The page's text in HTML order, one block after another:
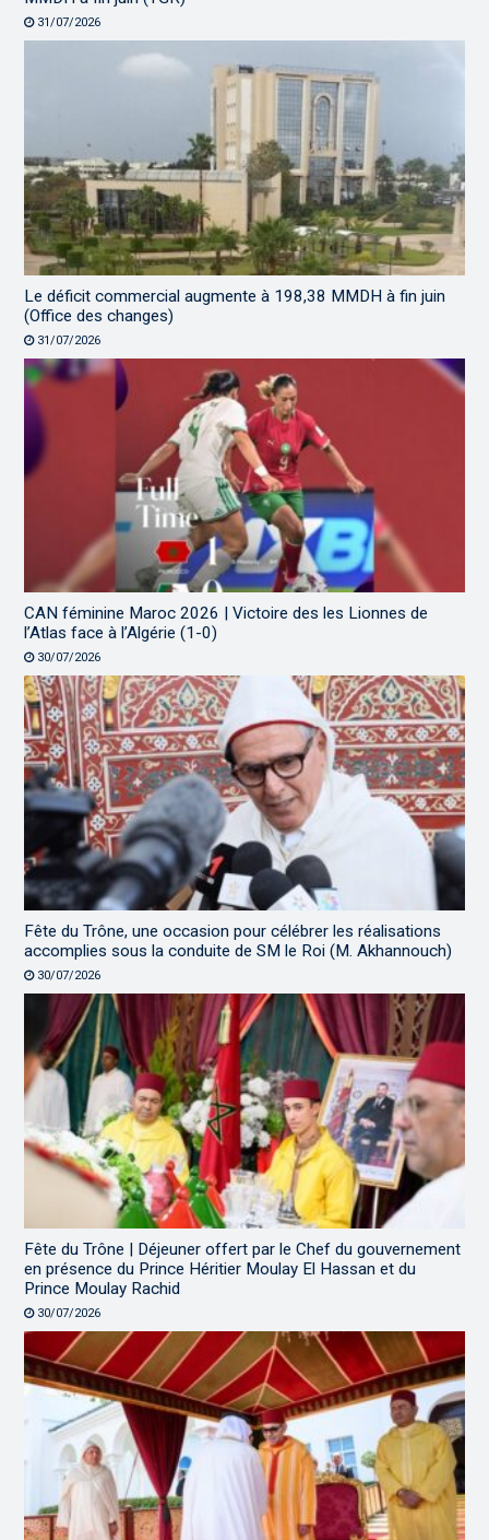
31/07/2026
Le déficit commercial augmente à 198,38 MMDH à fin juin
(Office des changes)
31/07/2026
CAN féminine Maroc 2026 | Victoire des les Lionnes de
l’Atlas face à l’Algérie (1-0)
30/07/2026
Fête du Trône, une occasion pour célébrer les réalisations
accomplies sous la conduite de SM le Roi (M. Akhannouch)
30/07/2026
Fête du Trône | Déjeuner offert par le Chef du gouvernement
en présence du Prince Héritier Moulay El Hassan et du
Prince Moulay Rachid
30/07/2026